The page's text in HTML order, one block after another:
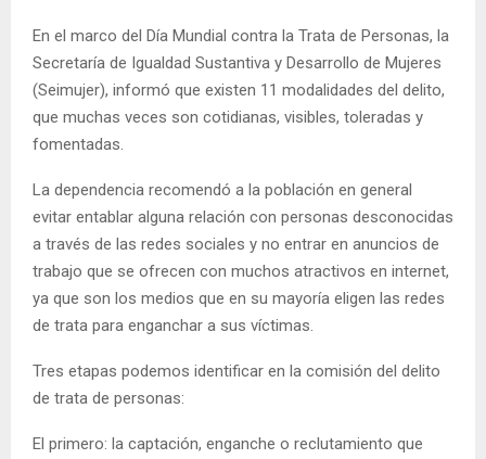
En el marco del Día Mundial contra la Trata de Personas, la
Secretaría de Igualdad Sustantiva y Desarrollo de Mujeres
(Seimujer), informó que existen 11 modalidades del delito,
que muchas veces son cotidianas, visibles, toleradas y
fomentadas.
La dependencia recomendó a la población en general
evitar entablar alguna relación con personas desconocidas
a través de las redes sociales y no entrar en anuncios de
trabajo que se ofrecen con muchos atractivos en internet,
ya que son los medios que en su mayoría eligen las redes
de trata para enganchar a sus víctimas.
Tres etapas podemos identificar en la comisión del delito
de trata de personas:
El primero: la captación, enganche o reclutamiento que